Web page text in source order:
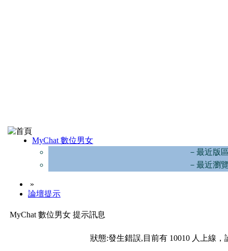
MyChat 數位男女
－最近版
－最近瀏
»
論壇提示
MyChat 數位男女 提示訊息
狀態:發生錯誤,目前有 10010 人上線